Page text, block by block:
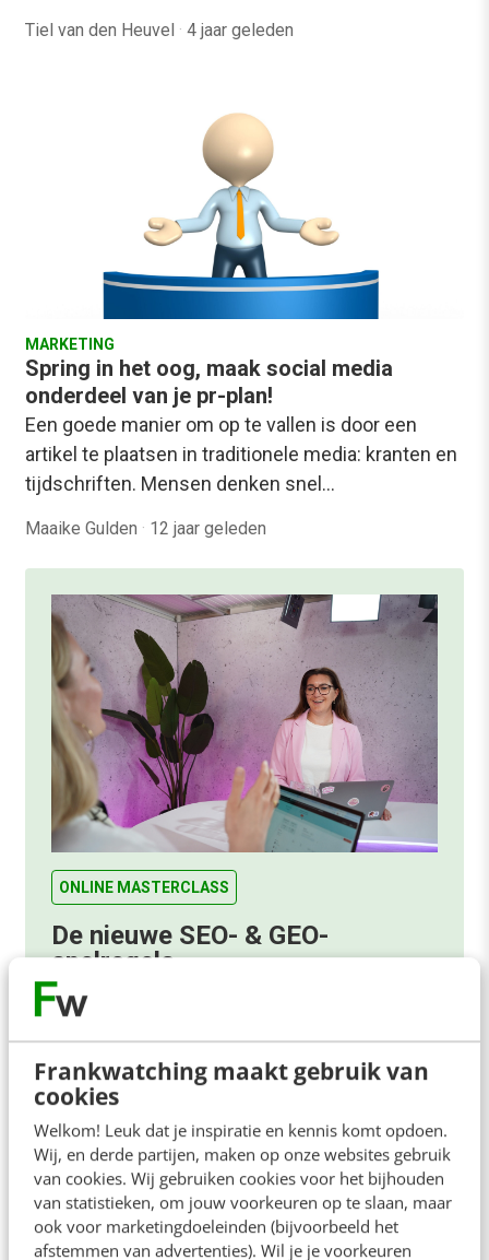
Frankwatching maakt gebruik van
cookies
Welkom! Leuk dat je inspiratie en kennis komt opdoen.
Wij, en derde partijen, maken op onze websites gebruik
van cookies. Wij gebruiken cookies voor het bijhouden
van statistieken, om jouw voorkeuren op te slaan, maar
ook voor marketingdoeleinden (bijvoorbeeld het
afstemmen van advertenties). Wil je je voorkeuren
Tiel van den Heuvel · 4 jaar geleden
MARKETING
Spring in het oog, maak social media
onderdeel van je pr-plan!
Een goede manier om op te vallen is door een
artikel te plaatsen in traditionele media: kranten en
tijdschriften. Mensen denken snel…
Maaike Gulden · 12 jaar geleden
ONLINE MASTERCLASS
De nieuwe SEO- & GEO-
spelregels
In 2,5 uur van Google-first naar AI-first: zo wordt je
content beter gevonden. Schrijf je in en bekijk
Meer weten